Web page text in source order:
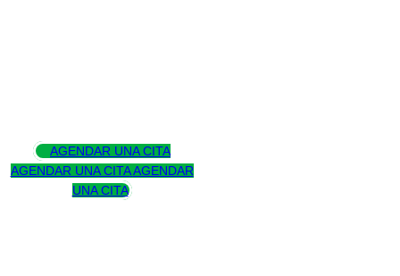
AGENDAR UNA CITA
AGENDAR UNA CITA AGENDAR
UNA CITA